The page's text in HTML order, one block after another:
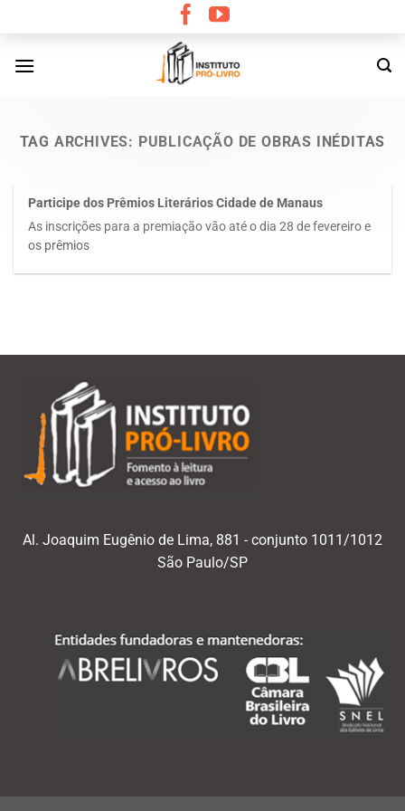
content
TAG ARCHIVES: PUBLICAÇÃO DE OBRAS INÉDITAS
Participe dos Prêmios Literários Cidade de Manaus
As inscrições para a premiação vão até o dia 28 de fevereiro e
os prêmios
Al. Joaquim Eugênio de Lima, 881 - conjunto 1011/1012
São Paulo/SP